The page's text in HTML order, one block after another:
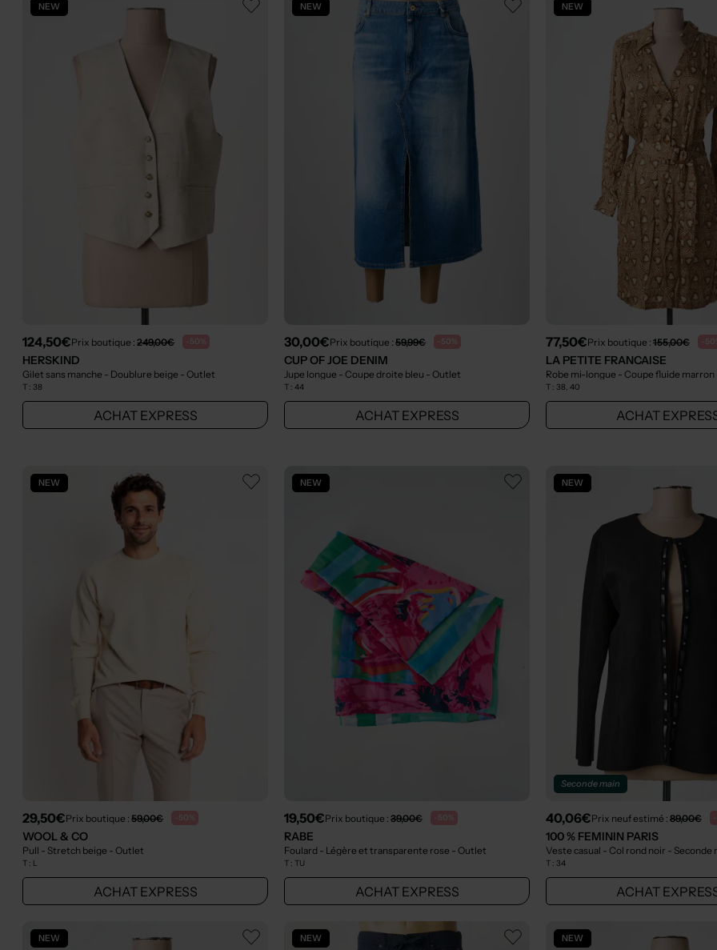
NEW
124,50€Prix boutique :249,00€ -50%
HERSKIND
Gilet sans manche - Doublure beige - Outlet
T :38
ACHAT EXPRESS
NEW
30,00€Prix boutique :59,99€ -50%
CUP OF JOE DENIM
Jupe longue - Coupe droite bleu - Outlet
T :44
ACHAT EXPRESS
NEW
77,50€Prix boutique : 155,00€ -
LA PETITE FRANCAISE
Robe mi-longue - Coupe fluide marron
T : 38, 40
ACHAT
NEW
29,50€Prix boutique :59,00€ -50%
WOOL & CO
Pull - Stretch beige - Outlet
T : L
ACHAT EXPRESS
NEW
19,50€Prix boutique :39,00€ -50%
RABE
Foulard - Légère et transparente rose - Outlet
T : TU
ACHAT EXPRESS
NEW
Seconde main
40,06€Prix neuf estimé : 89,00€
100 % FEMININ PARIS
Veste casual - Col rond noir - Seconde
T : 34
ACHAT
NEW NEW NEW